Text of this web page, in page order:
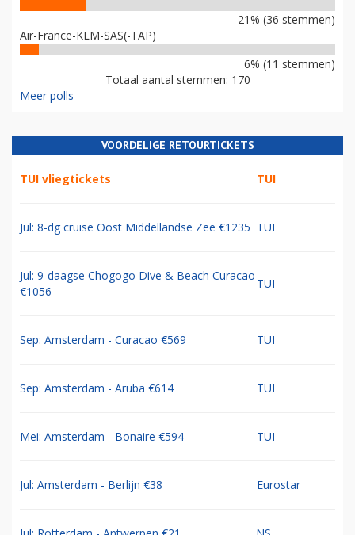
21% (36 stemmen)
Air-France-KLM-SAS(-TAP)
6% (11 stemmen)
Totaal aantal stemmen: 170
Meer polls
VOORDELIGE RETOURTICKETS
TUI vliegtickets TUI
Jul: 8-dg cruise Oost Middellandse Zee €1235 TUI
Jul: 9-daagse Chogogo Dive & Beach Curacao
€1056
TUI
Sep: Amsterdam - Curacao €569 TUI
Sep: Amsterdam - Aruba €614 TUI
Mei: Amsterdam - Bonaire €594 TUI
Jul: Amsterdam - Berlijn €38 Eurostar